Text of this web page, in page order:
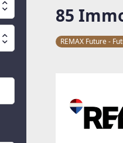
85
REMAX Future -